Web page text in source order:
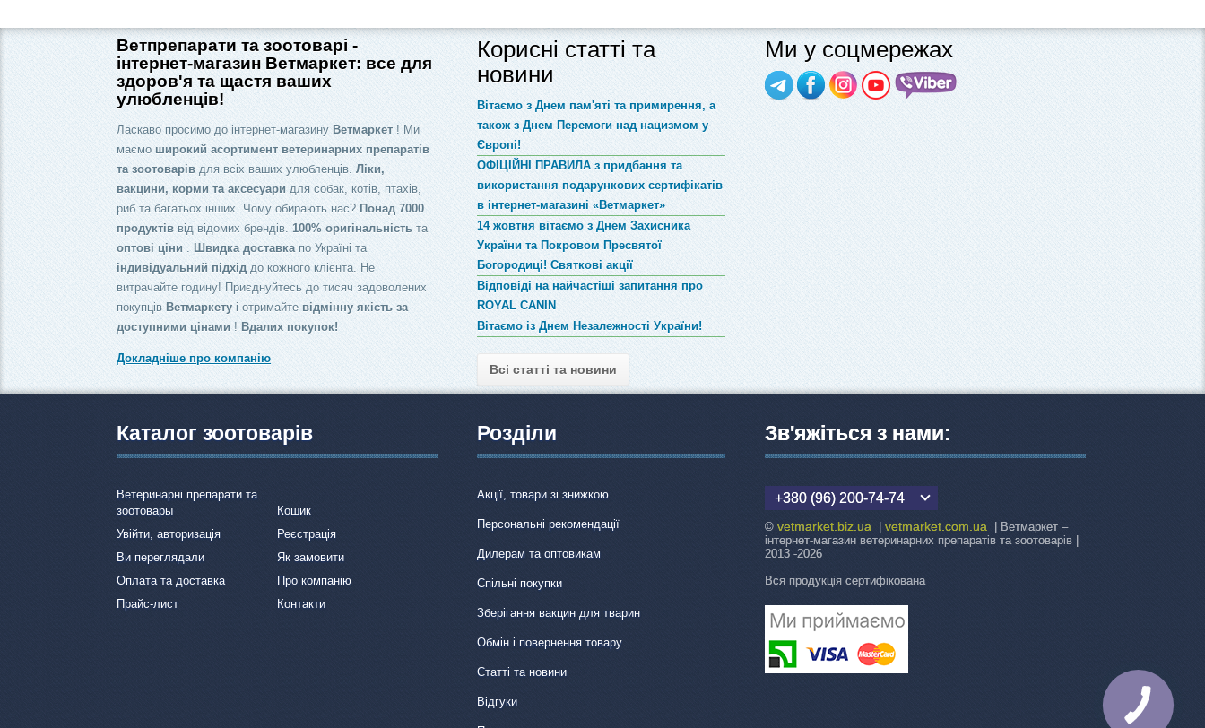
Ветпрепарати та зоотоварі -
інтернет-магазин Ветмаркет: все для
здоров'я та щастя ваших
улюбленців!
Ласкаво просимо до інтернет-магазину Ветмаркет ! Ми
маємоширокий асортимент ветеринарних препаратів
та зоотоварів для всіх ваших улюбленців.Ліки,
вакцини, корми та аксесуаридля собак, котів, птахів,
риб та багатьох інших. Чому обирають нас? Понад 7000
продуктів від відомих брендів.100% оригінальність та
оптові ціни. Швидка доставкапо Україні та
індивідуальний підхід до кожного клієнта. Не
витрачайте годину! Приєднуйтесь до тисяч задоволених
покупців Ветмаркетуі отримайте відмінну якість за
доступними цінами ! Вдалих покупок!
Докладніше про компанію
Корисні статті та
новини
Вітаємо з Днем пам'яті та примирення, а
також з Днем Перемоги над нацизмом у
Європі!
ОФІЦІЙНІ ПРАВИЛА з придбання та
використання подарункових сертифікатів
в інтернет-магазині «Ветмаркет»
14 жовтня вітаємо з Днем Захисника
України та Покровом Пресвятої
Богородиці! Святкові акції
Відповіді на найчастіші запитання про
ROYAL CANIN
Вітаємо із Днем Незалежності України!
Всі статті та новини
Ми у соцмережах
Каталог зоотоварів
Ветеринарні препарати та
зоотовары
Кошик
Увійти, авторизація
Реєстрація
Ви переглядали
Як замовити
Оплата та доставка
Про компанію
Прайс-лист
Контакти
Розділи
Акції, товари зі знижкою
Персональні рекомендації
Дилерам та оптовикам
Спільні покупки
Зберігання вакцин для тварин
Обмін і повернення товару
Статті та новини
Відгуки
Зв'яжіться з нами:
+380 (96) 200-74-74
©vetmarket.biz.ua |vetmarket.com.ua | Ветмаркет –
інтернет-магазин ветеринарних препаратів та зоотоварів |
2013 -2026
Вся продукція сертифікована
КНОПКА
ЗВ'ЯЗКУ